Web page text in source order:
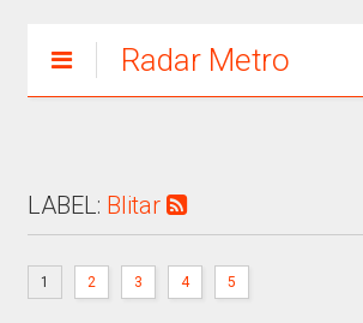
Radar Metro
LABEL: Blitar
1 2 3 4 5